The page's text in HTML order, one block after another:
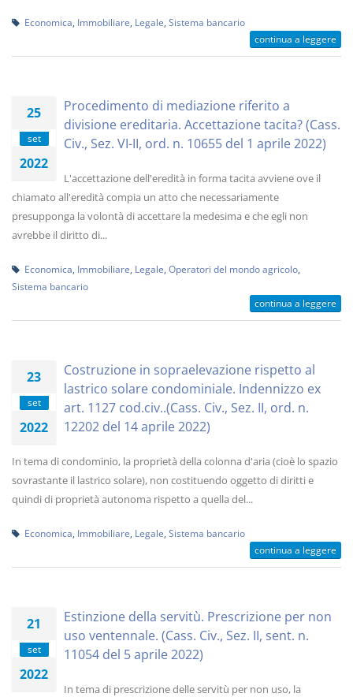
Economica Immobiliare Legale Sistema bancario
continua a leggere
25
set
2022
Procedimento di mediazione riferito a
divisione ereditaria. Accettazione tacita? (Cass.
Civ., Sez. VI-II, ord. n. 10655 del 1 aprile 2022)
L'accettazione dell'eredità in forma tacita avviene ove il
chiamato all'eredità compia un atto che necessariamente
presupponga la volontà di accettare la medesima e che egli non
avrebbe il diritto di...
Economica Immobiliare Legale Operatori del mondo agricolo
Sistema bancario
continua a leggere
23
set
2022
Costruzione in sopraelevazione rispetto al
lastrico solare condominiale. Indennizzo ex
art. 1127 cod.civ..(Cass. Civ., Sez. II, ord. n.
12202 del 14 aprile 2022)
In tema di condominio, la proprietà della colonna d'aria (cioè lo spazio
sovrastante il lastrico solare), non costituendo oggetto di diritti e
quindi di proprietà autonoma rispetto a quella del...
Economica Immobiliare Legale Sistema bancario
continua a leggere
21
set
2022
Estinzione della servitù. Prescrizione per non
uso ventennale. (Cass. Civ., Sez. II, sent. n.
11054 del 5 aprile 2022)
In tema di prescrizione delle servitù per non uso, la